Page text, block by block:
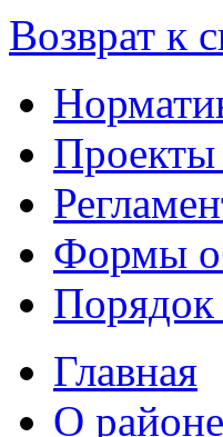
Возврат к
Проекты
Формы
Порядок
Главная
О районе